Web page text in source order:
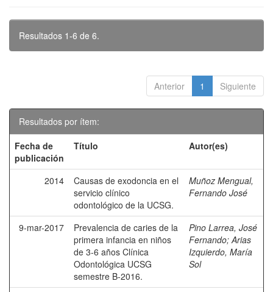
Resultados 1-6 de 6.
Anterior 1 Siguiente
Resultados por ítem:
Fecha de
publicación
Título Autor(es)
2014
Causas de exodoncia en el
servicio clínico
odontológico de la UCSG.
Muñoz Mengual,
Fernando José
9-mar-2017
Prevalencia de caries de la
primera infancia en niños
de 3-6 años Clínica
Odontológica UCSG
semestre B-2016.
Pino Larrea, José
Fernando;Arias
Izquierdo, María
Sol